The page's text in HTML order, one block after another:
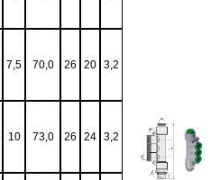
7,5 70,0 26 20 3,2
10 73,0 26 24 3,2